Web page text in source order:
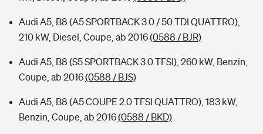
Audi A5, B8 (A5 SPORTBACK 3.0 / 50 TDI QUATTRO),
210 kW, Diesel, Coupe, ab 2016(0588 / BJR)
Audi A5, B8 (S5 SPORTBACK 3.0 TFSI), 260 kW, Benzin,
Coupe, ab 2016(0588 / BJS)
Audi A5, B8 (A5 COUPE 2.0 TFSI QUATTRO), 183 kW,
Benzin, Coupe, ab 2016(0588 / BKD)